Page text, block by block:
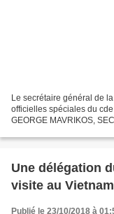
Le secrétaire général de
officielles spéciales du
GEORGE MAVRIKOS,
DURBAN...
Une délégation
visite au Vietnam
Publié le 23/10/2018 à